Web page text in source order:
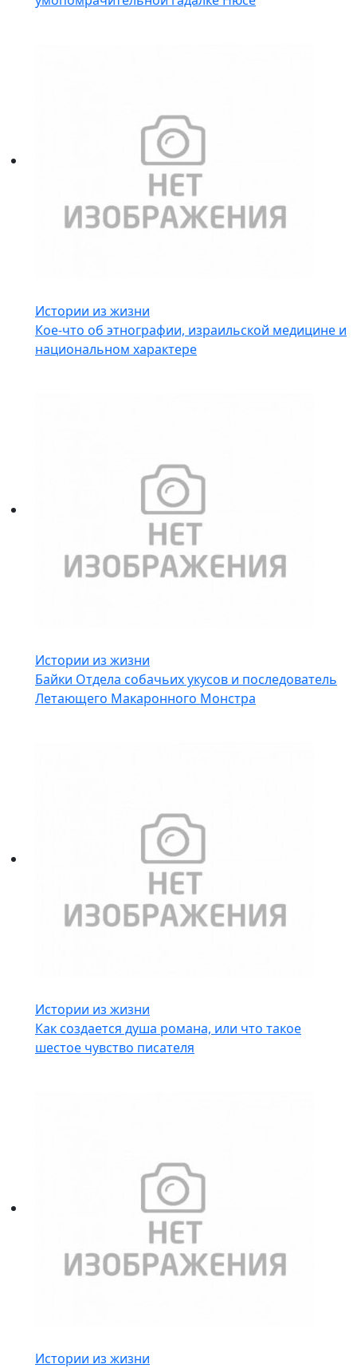
Истории из жизни
Кое-что об этнографии, израильской медицине и
национальном характере
Истории из жизни
Байки Отдела собачьих укусов и последователь
Летающего Макаронного Монстра
Истории из жизни
Как создается душа романа, или что такое
шестое чувство писателя
Истории из жизни